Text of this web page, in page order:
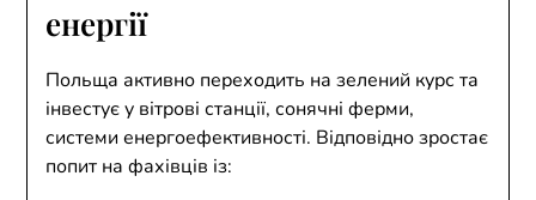
енергії
Польща активно переходить на зелений курс та
інвестує у вітрові станції, сонячні ферми,
системи енергоефективності. Відповідно зростає
попит на фахівців із: